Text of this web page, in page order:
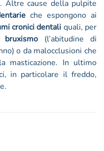
Altre cause della pulpite
che espongono ai
cronici dentali quali, per
bruxismo(l’abitudine di
o da malocclusioni che
masticazione. In ultimo
in particolare il freddo,